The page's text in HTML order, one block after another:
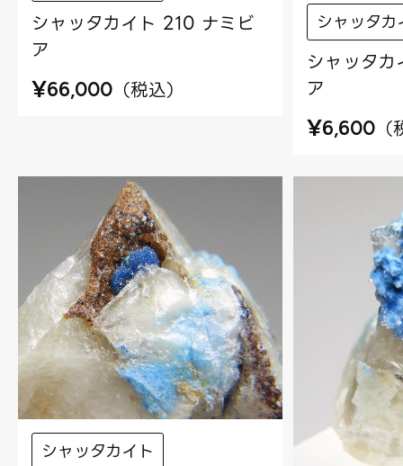
シャッタカイト 210 ナミビ
ア
¥66,000 （税込）
シャッタカ
シャッタ
ア
¥6,600 （
シャッタカイト